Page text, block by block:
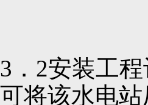
3．2安装工
可将该水电